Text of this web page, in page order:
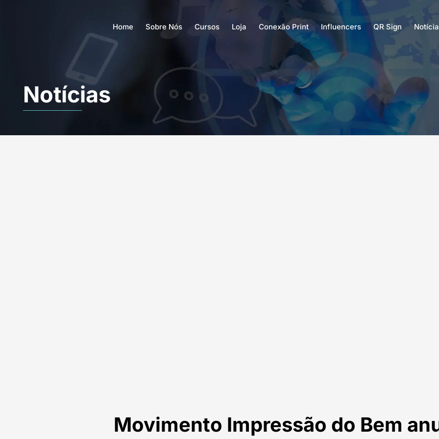
Home Sobre Nós Cursos Loja Conexão Print Influencers QR Sign
Notícias
Movimento Impressão do Bem